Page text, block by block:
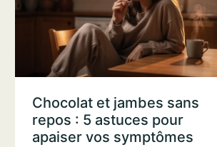
Chocolat et jambes sans
repos : 5 astuces pour
apaiser vos symptômes